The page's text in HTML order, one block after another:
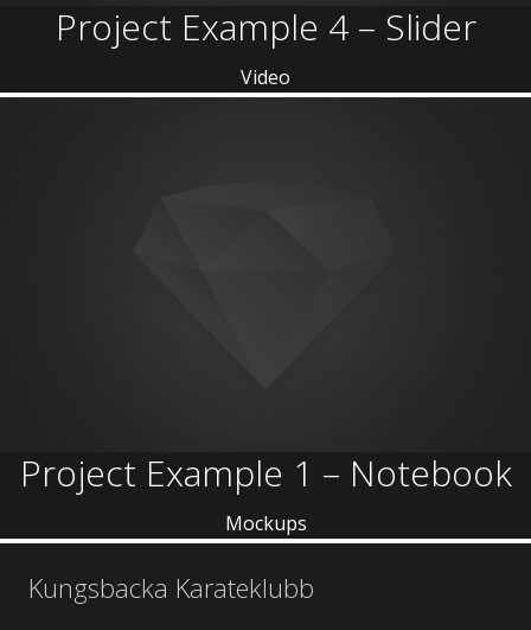
Project Example 4 – Slider
Video
Project Example 1 – Notebook
Mockups
Kungsbacka Karateklubb